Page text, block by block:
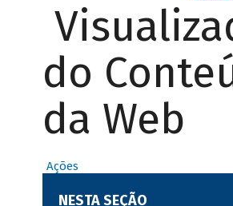
do
da Web
Ações
NESTA SEÇÃO